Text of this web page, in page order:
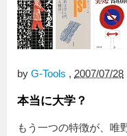
by G-Tools , 2007/07/28
本当に大学？
もう一つの特徴が、唯